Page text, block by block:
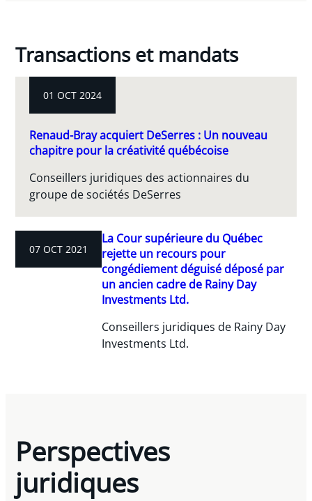
Transactions et mandats
01 OCT 2024
Renaud-Bray acquiert DeSerres : Un nouveau
chapitre pour la créativité québécoise
Conseillers juridiques des actionnaires du
groupe de sociétés DeSerres
07 OCT 2021
La Cour supérieure du Québec
rejette un recours pour
congédiement déguisé déposé par
un ancien cadre de Rainy Day
Investments Ltd.
Conseillers juridiques de Rainy Day
Investments Ltd.
Perspectives
juridiques